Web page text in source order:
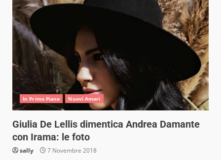
In Primo Piano Nuovi Amori
Giulia De Lellis dimentica Andrea Damante
con Irama: le foto
sally 7 Novembre 2018